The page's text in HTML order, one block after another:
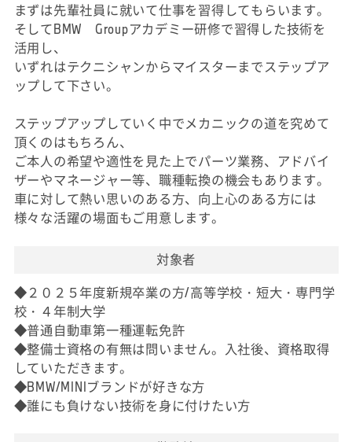
まずは先輩社員に就いて仕事を習得してもらいます。
そしてBMW Groupアカデミー研修で習得した技術を
活用し、
いずれはテクニシャンからマイスターまでステップア
ップして下さい。
ステップアップしていく中でメカニックの道を究めて
頂くのはもちろん、
ご本人の希望や適性を見た上でパーツ業務、アドバイ
ザーやマネージャー等、職種転換の機会もあります。
車に対して熱い思いのある方、向上心のある方には
様々な活躍の場面もご用意します。
対象者
◆２０２５年度新規卒業の方/高等学校・短大・専門学
校・４年制大学
◆普通自動車第一種運転免許
◆整備士資格の有無は問いません。入社後、資格取得
していただきます。
◆BMW/MINIブランドが好きな方
◆誰にも負けない技術を身に付けたい方